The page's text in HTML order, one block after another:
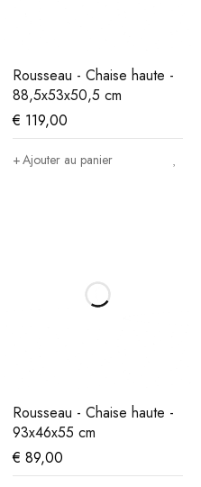
Rousseau - Chaise haute -
88,5x53x50,5 cm
€ 119,00
Ajouter au panier
Rousseau - Chaise haute -
93x46x55 cm
€ 89,00